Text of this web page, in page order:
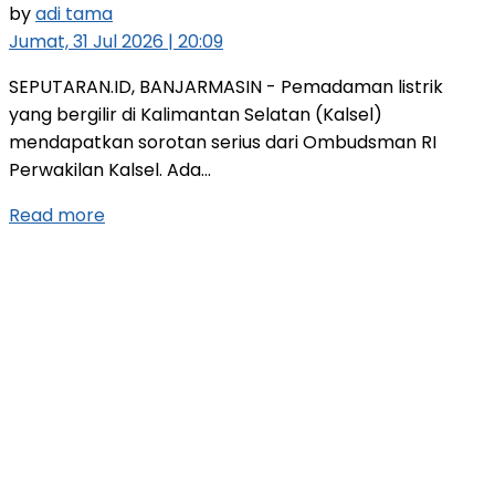
byadi tama
Jumat, 31 Jul 2026 | 20:09
SEPUTARAN.ID, BANJARMASIN - Pemadaman listrik
yang bergilir di Kalimantan Selatan (Kalsel)
mendapatkan sorotan serius dari Ombudsman RI
Perwakilan Kalsel. Ada...
Read more